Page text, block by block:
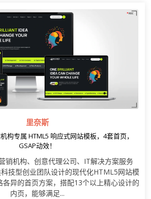
里奈斯
构专属 HTML5 响应式网站模板，4套首页，
GSAP动效！
销机构、创意代理公司、IT解决方案服务
技型创业团队设计的现代化HTML5网站模
异的首页方案，搭配13个以上精心设计的
内页，能够满足...